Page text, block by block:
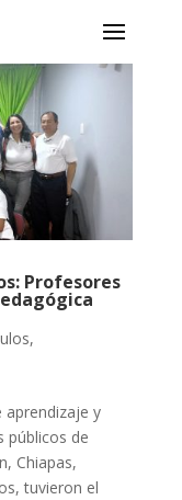
Profesores
,
aprendizaje y
públicos de
Chiapas,
tuvieron el